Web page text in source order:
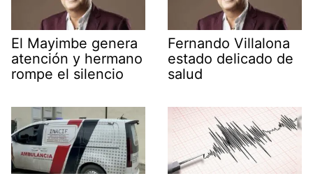
El Mayimbe genera
atención y hermano
rompe el silencio
Fernando Villalona
estado delicado de
salud